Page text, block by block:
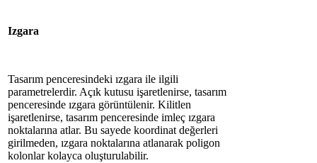
Izgara
Tasarım penceresindeki ızgara ile ilgili
parametrelerdir. Açık kutusu işaretlenirse, tasarım
penceresinde ızgara görüntülenir. Kilitlen
işaretlenirse, tasarım penceresinde imleç ızgara
noktalarına atlar. Bu sayede koordinat değerleri
girilmeden, ızgara noktalarına atlanarak poligon
kolonlar kolayca oluşturulabilir.